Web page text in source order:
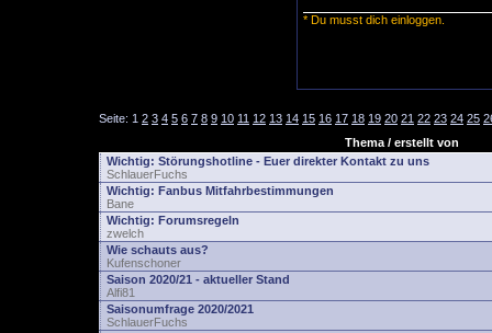
* Du musst dich einloggen.
Seite: 1 2 3 4 5 6 7 8 9 10 11 12 13 14 15 16 17 18 19 20 21 22 23 24 25
Thema / erstellt von
Wichtig: Störungshotline - Euer direkter Kontakt zu uns
SchlauerFuchs
Wichtig: Fanbus Mitfahrbestimmungen
Bane
Wichtig: Forumsregeln
zwelch
Wie schauts aus?
Kufenschoner
Saison 2020/21 - aktueller Stand
Alfi81
Saisonumfrage 2020/2021
SchlauerFuchs